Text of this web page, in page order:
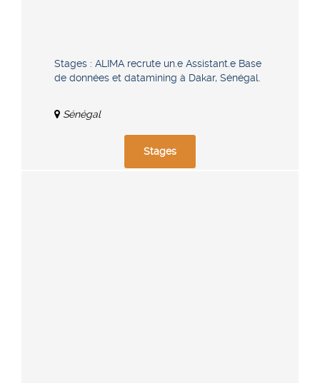
Stages : ALIMA recrute un.e Assistant.e Base
de données et datamining à Dakar, Sénégal.
Sénégal
Stages